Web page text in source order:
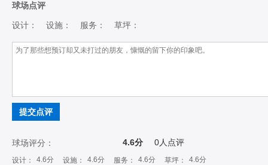
球场点评
设计： 设施： 服务： 草坪：
提交点评
球场评分： 4.6分 0人点评
设计： 4.6分 设施： 4.6分 服务： 4.6分 草坪： 4.6分